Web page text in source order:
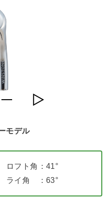
モデル
ロフト角：41°
ライ角 ：63°